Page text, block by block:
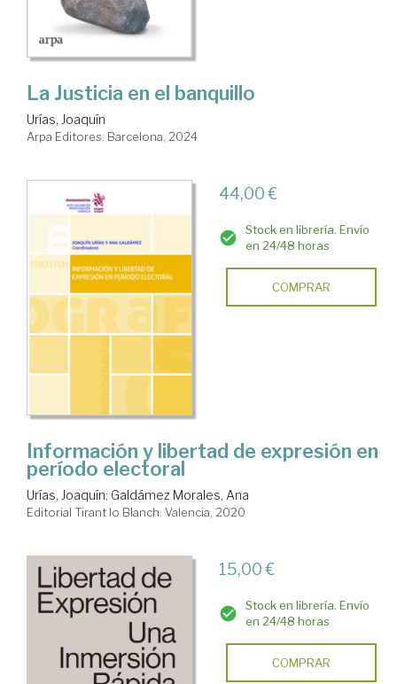
La Justicia en el banquillo
Urías, Joaquín
Arpa Editores. Barcelona, 2024
44,00 €
Stock en librería. Envío
en 24/48 horas
COMPRAR
Información y libertad de expresión en
período electoral
Urías, Joaquín; Galdámez Morales, Ana
Editorial Tirant lo Blanch. Valencia, 2020
15,00 €
Stock en librería. Envío
en 24/48 horas
COMPRAR